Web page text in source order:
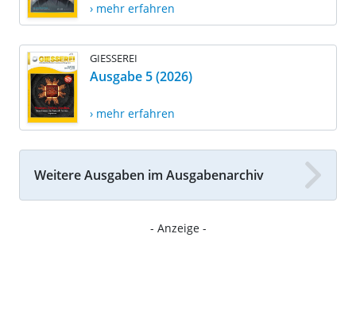
› mehr erfahren
GIESSEREI
Ausgabe 5 (2026)
› mehr erfahren
Weitere Ausgaben im Ausgabenarchiv
- Anzeige -